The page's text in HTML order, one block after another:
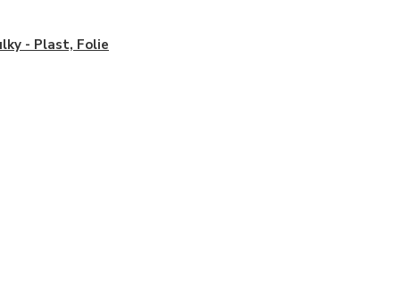
- Plast, Folie